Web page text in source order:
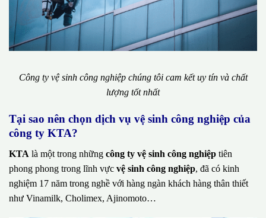
Công ty vệ sinh công nghiệp chúng tôi cam kết uy tín và chất
lượng tốt nhất
Tại sao nên chọn dịch vụ vệ sinh công nghiệp của
công ty KTA?
KTA là một trong những công ty vệ sinh công nghiệp tiên
phong phong trong lĩnh vực vệ sinh công nghiệp, đã có kinh
nghiệm 17 năm trong nghề với hàng ngàn khách hàng thân thiết
như Vinamilk, Cholimex, Ajinomoto…